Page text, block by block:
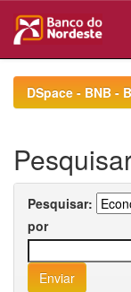
navigationDSpace - BNB -
Pesquisar:
por